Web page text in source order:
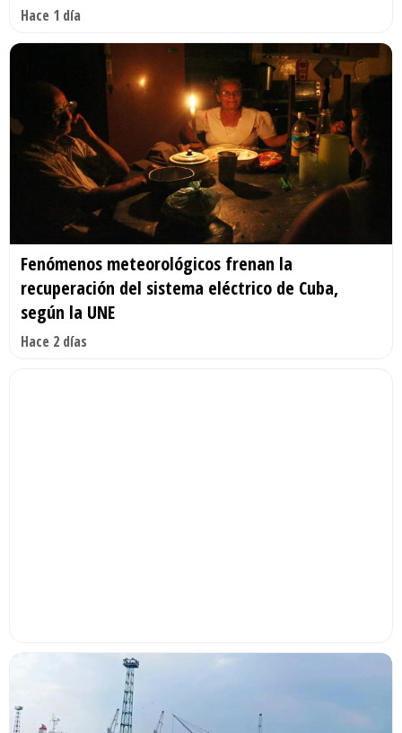
Hace 1 día
Fenómenos meteorológicos frenan la
recuperación del sistema eléctrico de Cuba,
según la UNE
Hace 2 días